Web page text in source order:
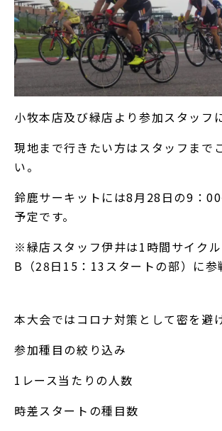
小牧本店及び緑店より参加スタッフ
現地まで行きたい方はスタッフまで
い。
鈴鹿サーキットには8月28日の9：
予定です。
※緑店スタッフ伊井は1時間サイク
B（28日15：13スタートの部）に参
本大会ではコロナ対策として密を避
参加種目の絞り込み
1レース当たりの人数
時差スタートの種目数